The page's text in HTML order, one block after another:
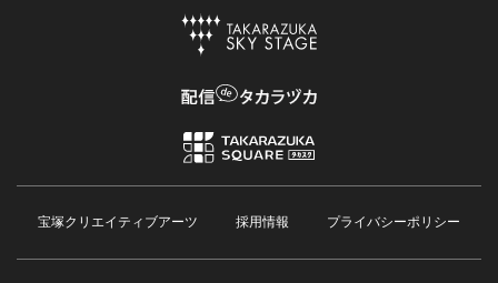
宝塚クリエイティブアーツ 採用情報 プライバシーポリシー